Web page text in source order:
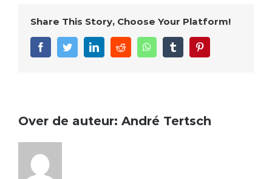
Share This Story, Choose Your Platform!
FacebookTwitterLinkedInReddit WhatsAppTumblr
Over de auteur: André Tertsch